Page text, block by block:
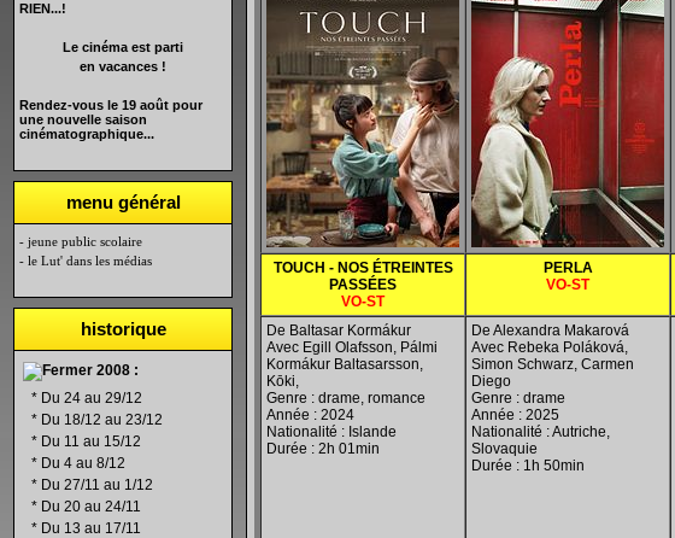
RIEN...!
Le cinéma est parti
en vacances !
Rendez-vous le 19 août pour
une nouvelle saison
cinématographique...
menu général
- jeune public scolaire
- le Lut' dans les médias
historique
2008 :
* Du 24 au 29/12
* Du 18/12 au 23/12
* Du 11 au 15/12
* Du 4 au 8/12
* Du 27/11 au 1/12
* Du 20 au 24/11
* Du 13 au 17/11
TOUCH - NOS ÉTREINTES
PASSÉES
VO-ST
PERLA
VO-ST
De Baltasar Kormákur
Avec Egill Olafsson, Pálmi
Kormákur Baltasarsson,
Kōki,
Genre : drame, romance
Année : 2024
Nationalité : Islande
Durée : 2h 01min
De Alexandra Makarová
Avec Rebeka Poláková,
Simon Schwarz, Carmen
Diego
Genre : drame
Année : 2025
Nationalité : Autriche,
Slovaquie
Durée : 1h 50min